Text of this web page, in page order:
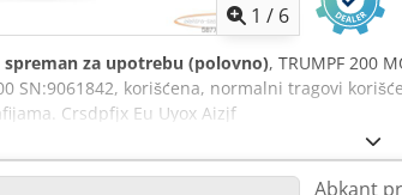
1 / 6
spreman za upotrebu (polovno), TRUMPF 200
SN:9061842, korišćena, normalni tragovi
Crsdpfjx Eu Uyox Aizjf
Abkant